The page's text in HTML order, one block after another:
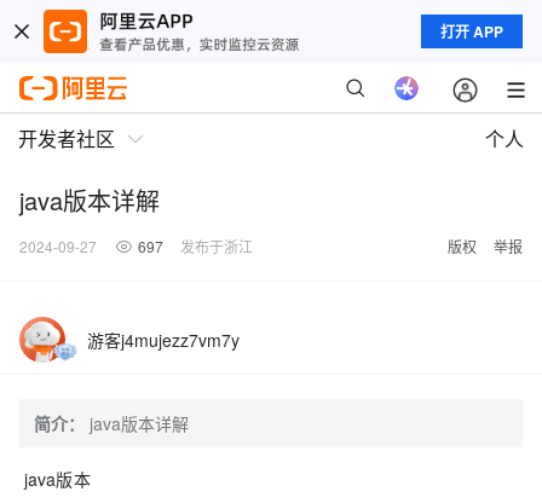
打开 APP
开发者社区 个人
java版本详解
2024-09-27 697 发布于浙江 版权 举报
游客j4mujezz7vm7y
简介： java版本详解
java版本